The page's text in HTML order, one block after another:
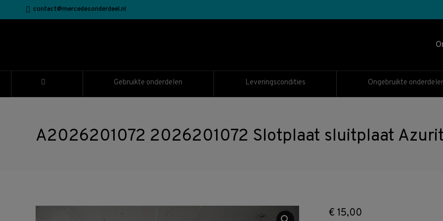
contact@mercedesonderdeel.nl
Gebruikte onderdelen Leveringscondities Ongebruikte
A2026201072 2026201072 Slotplaat sluitplaat
€ 15,00